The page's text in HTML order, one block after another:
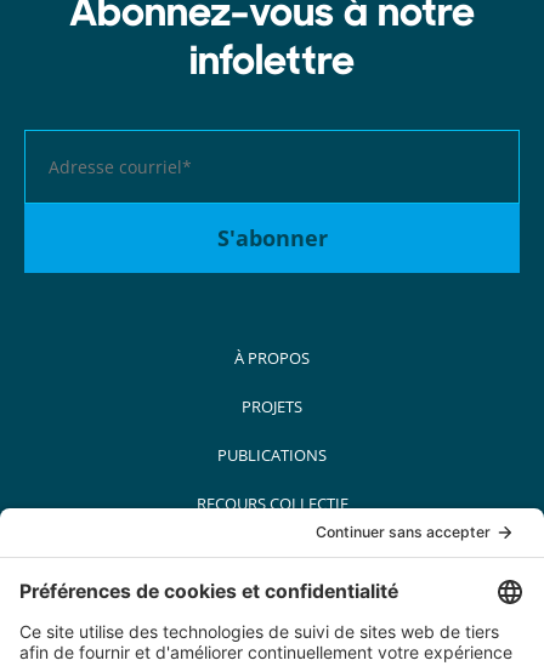
infolettre
À PROPOS
PROJETS
PUBLICATIONS
RECOURS COLLECTIF
MÉDIAS
PARTENAIRES
CARRIÈRES